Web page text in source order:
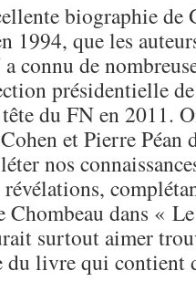
biographie de
1994, que les
connu de
présidentielle
du FN en 2011.
et Pierre Péan
nos
Chombeau dans «
surtout aimer
du livre qui contient